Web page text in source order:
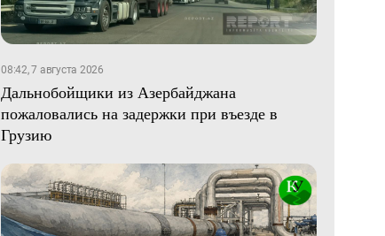
08:42, 7 августа 2026
Дальнобойщики из Азербайджана
пожаловались на задержки при въезде в
Грузию